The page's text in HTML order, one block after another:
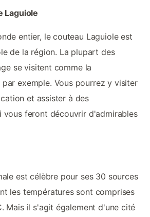
Laguiole
entier, le couteau Laguiole est
de la région. La plupart des
se visitent comme la
exemple. Vous pourrez y visiter
et assister à des
vous feront découvrir d'admirables
est célèbre pour ses 30 sources
les températures sont comprises
Mais il s'agit également d'une cité